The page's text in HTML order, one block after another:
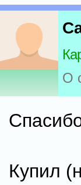
О
Купил